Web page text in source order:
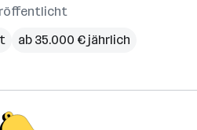
ab 35.000 € jährlich